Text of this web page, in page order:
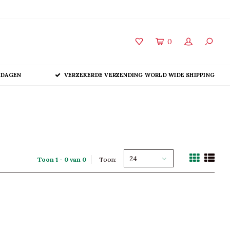
0
VERZEKERDE VERZENDING WORLD WIDE SHIPPING
Toon 1 - 0 van 0 Toon: 24